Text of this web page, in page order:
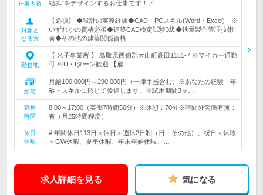
仕事内容 組み”をデザインするお仕事です！／
対象と
なる方
【必須】 ◆設計の実務経験◆CAD・PCスキル(Word・Excel) ※
いずれかの資格必須◆建築CAD検定試験3級◆鉄骨製作管理技術
者◆その他の建築関係資格
勤務地
【 米子事業所 】 鳥取県西伯郡大山町高田1151-7 ※マイカー通勤
可 ※U・Iターン歓迎 【雇…
給与
月給190,000円～290,000円（一律手当含む）※あなたの経験・年
齢・スキルに応じて優遇します。※試用期間3ヶ…
勤務
時間
8:00～17:00（実働7時間50分）※休憩：70分※時間外労働有無：
有（月25時間程度）
休日
休暇
# 年間休日113日＜休日＞週休2日制（日・その他）、祝日＜休暇
＞GW休暇、夏季休暇、年末年始休暇、…
求人詳細を見る 気になる